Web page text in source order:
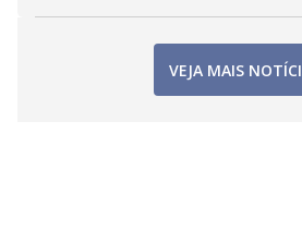
VEJA MAIS